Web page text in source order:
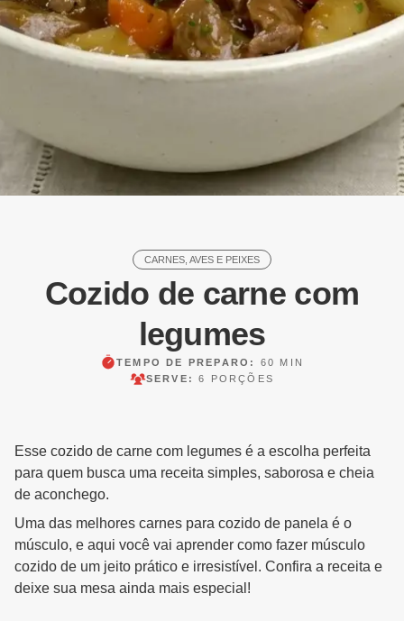
CARNES, AVES E PEIXES
Cozido de carne com
legumes
TEMPO DE PREPARO: 60 MIN
SERVE:6 PORÇÕES
Esse cozido de carne com legumes é a escolha perfeita
para quem busca uma receita simples, saborosa e cheia
de aconchego.
Uma das melhores carnes para cozido de panela é o
músculo, e aqui você vai aprender como fazer músculo
cozido de um jeito prático e irresistível. Confira a receita e
deixe sua mesa ainda mais especial!